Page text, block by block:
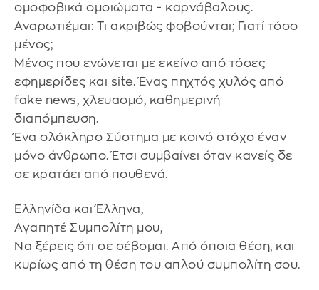
ομοφοβικά ομοιώματα - καρνάβαλους.
Αναρωτιέμαι: Τι ακριβώς φοβούνται; Γιατί τόσο
μένος;
Μένος που ενώνεται με εκείνο από τόσες
εφημερίδες και site. Ένας πηχτός χυλός από
fake news, χλευασμό, καθημερινή
διαπόμπευση.
Ένα ολόκληρο Σύστημα με κοινό στόχο έναν
μόνο άνθρωπο. Έτσι συμβαίνει όταν κανείς δε
σε κρατάει από πουθενά.
Ελληνίδα και Έλληνα,
Αγαπητέ Συμπολίτη μου,
Να ξέρεις ότι σε σέβομαι. Από όποια θέση, και
κυρίως από τη θέση του απλού συμπολίτη σου.